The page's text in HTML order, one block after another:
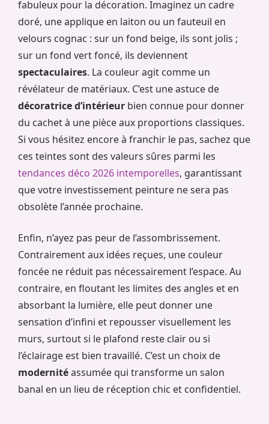
fabuleux pour la décoration. Imaginez un cadre
doré, une applique en laiton ou un fauteuil en
velours cognac : sur un fond beige, ils sont jolis ;
sur un fond vert foncé, ils deviennent
spectaculaires. La couleur agit comme un
révélateur de matériaux. C’est une astuce de
décoratrice d’intérieur bien connue pour donner
du cachet à une pièce aux proportions classiques.
Si vous hésitez encore à franchir le pas, sachez que
ces teintes sont des valeurs sûres parmi les
tendances déco 2026 intemporelles, garantissant
que votre investissement peinture ne sera pas
obsolète l’année prochaine.
Enfin, n’ayez pas peur de l’assombrissement.
Contrairement aux idées reçues, une couleur
foncée ne réduit pas nécessairement l’espace. Au
contraire, en floutant les limites des angles et en
absorbant la lumière, elle peut donner une
sensation d’infini et repousser visuellement les
murs, surtout si le plafond reste clair ou si
l’éclairage est bien travaillé. C’est un choix de
modernitéassumée qui transforme un salon
banal en un lieu de réception chic et confidentiel.